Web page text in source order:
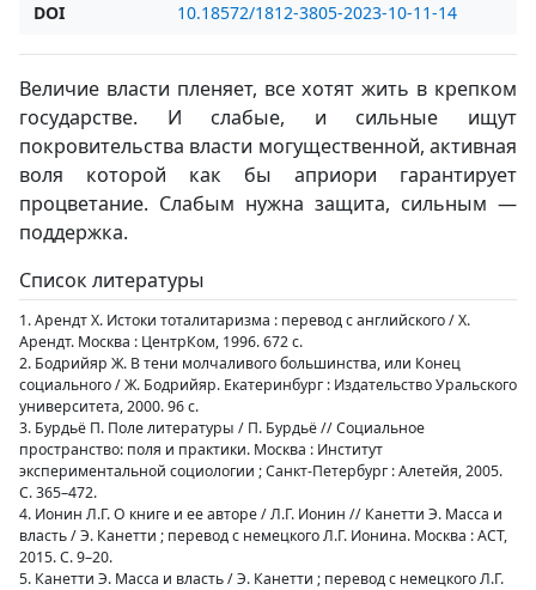
DOI
10.18572/1812-3805-2023-10-11-14
Величие власти пленяет, все хотят жить в крепком
государстве. И слабые, и сильные ищут
покровительства власти могущественной, активная
воля которой как бы априори гарантирует
процветание. Слабым нужна защита, сильным —
поддержка.
Список литературы
1. Арендт Х. Истоки тоталитаризма : перевод с английского / Х.
Арендт. Москва : ЦентрКом, 1996. 672 с.
2. Бодрийяр Ж. В тени молчаливого большинства, или Конец
социального / Ж. Бодрийяр. Екатеринбург : Издательство Уральского
университета, 2000. 96 с.
3. Бурдьё П. Поле литературы / П. Бурдьё // Социальное
пространство: поля и практики. Москва : Институт
экспериментальной социологии ; Санкт-Петербург : Алетейя, 2005.
С. 365–472.
4. Ионин Л.Г. О книге и ее авторе / Л.Г. Ионин // Канетти Э. Масса и
власть / Э. Канетти ; перевод с немецкого Л.Г. Ионина. Москва : АСТ,
2015. С. 9–20.
5. Канетти Э. Масса и власть / Э. Канетти ; перевод с немецкого Л.Г.